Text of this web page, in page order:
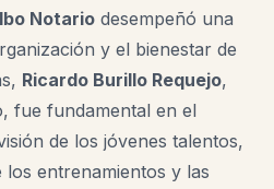
Notario desempeñó una
y el bienestar de
Ricardo Burillo Requejo,
fue fundamental en el
de los jóvenes talentos,
los entrenamientos y las